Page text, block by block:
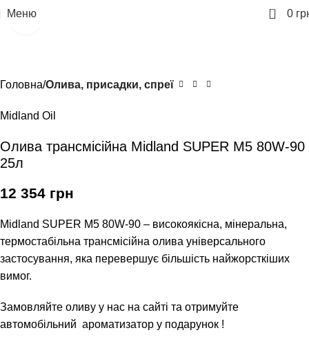
Меню 0 0
Головна Олива, присадки, спреї
Midland Oil
Олива трансмісійна Midland SUPER M5 80W-90
25л
12 354 грн
Midland SUPER M5 80W-90 – високоякісна, мінеральна,
термостабільна трансмісійна олива універсального
застосування, яка перевершує більшість найжорсткіших
вимог.
Замовляйте оливу у нас на сайті та отримуйте
автомобільний ароматизатор у подарунок !